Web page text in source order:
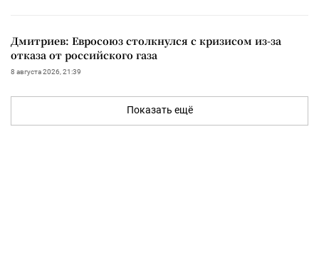
Дмитриев: Евросоюз столкнулся с кризисом из-за
отказа от российского газа
8 августа 2026, 21:39
Показать ещё